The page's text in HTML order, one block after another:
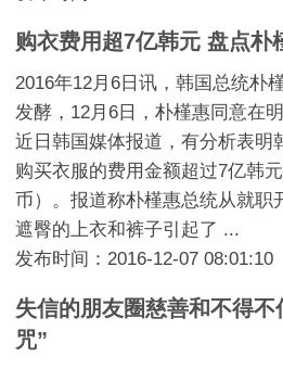
购衣费用超7亿韩元 盘点朴
2016年12月6日讯，韩国总统朴
发酵，12月6日，朴槿惠同意在
近日韩国媒体报道，有分析表明
购买衣服的费用金额超过7亿韩
币）。报道称朴槿惠总统从就职
遮臀的上衣和裤子引起了 ...
发布时间：2016-12-07 08:01:10
失信的朋友圈慈善和不得不
咒”